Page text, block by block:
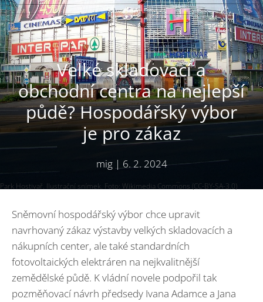
Velké skladovací a
obchodní centra na nejlepší
půdě? Hospodářský výbor
je pro zákaz
mig| 6. 2. 2024
Park Hostivař. Ilustrační snímek. Foto: Wikimedia Commons (CC-BY-SA-3.0)
Sněmovní hospodářský výbor chce upravit
navrhovaný zákaz výstavby velkých skladovacích a
nákupních center, ale také standardních
fotovoltaických elektráren na nejkvalitnější
zemědělské půdě. K vládní novele podpořil tak
pozměňovací návrh předsedy Ivana Adamce a Jana